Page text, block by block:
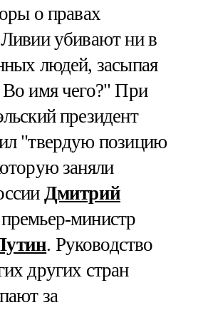
о правах
убивают ни в
людей, засыпая
имя чего?" При
президент
"твердую позицию
заняли
Дмитрий
министр
. Руководство
других стран
за